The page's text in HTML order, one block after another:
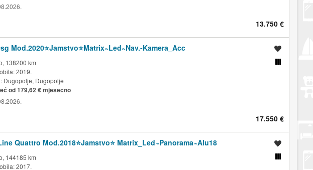
13.750 €
Mod.2020⭐️Jamstvo⭐️Matrix~Led~Nav.-Kamera_Acc
138200 km
2019.
Dugopolje, Dugopolje
od 179,62 € mjesečno
17.550 €
Quattro Mod.2018⭐️Jamstvo⭐️ Matrix_Led~Panorama~Alu18
144185 km
2017.